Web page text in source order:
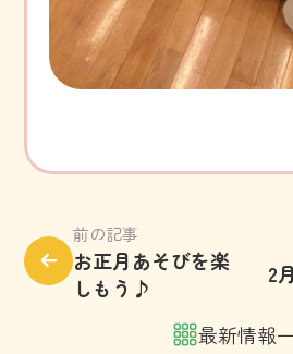
前の記事
お正月あそびを楽
しもう♪
最新情報
2